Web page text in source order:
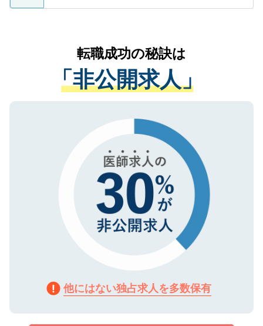
ているすべての個人データはご本人の許可
は、個人情報の取り扱いについての厳密な
管理基準を満たした事業者のみに付与され
る、プライバシーマークを取得済みです。
ご登録いただいた個人情報は、SSL（デー
で、機密保持に関してもご安心ください。
かがいして、現在の医療機関の状況や紹介
経験をまじえながら、適切なアドバイスを
させていただきます。すぐにご転職をされ
ない方には、長期的なサポートが可能です
ので、まずはご登録ください。
転職成功の秘訣は
「非公開求人」
他にはない独占求人を多数保有